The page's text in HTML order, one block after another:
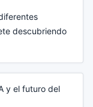
descubriendo
y el futuro del